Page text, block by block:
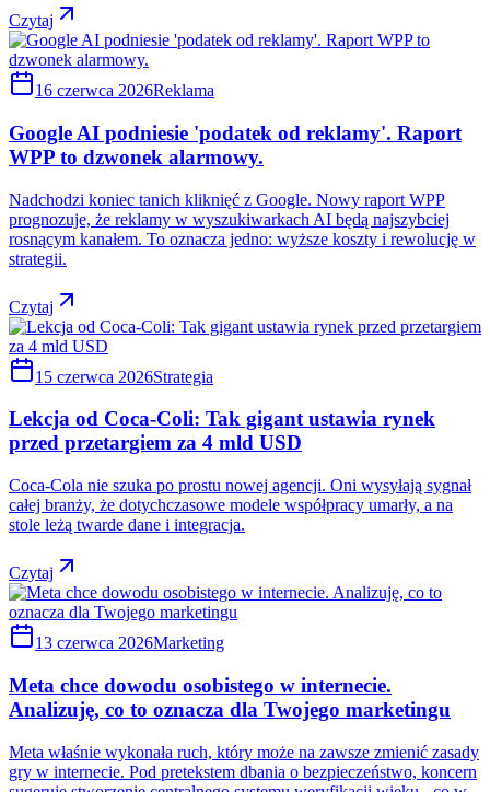
Czytaj
16 czerwca 2026Reklama
Google AI podniesie 'podatek od reklamy'. Raport
WPP to dzwonek alarmowy.
Nadchodzi koniec tanich kliknięć z Google. Nowy raport WPP
prognozuje, że reklamy w wyszukiwarkach AI będą najszybciej
rosnącym kanałem. To oznacza jedno: wyższe koszty i rewolucję w
strategii.
Czytaj
15 czerwca 2026Strategia
Lekcja od Coca-Coli: Tak gigant ustawia rynek
przed przetargiem za 4 mld USD
Coca-Cola nie szuka po prostu nowej agencji. Oni wysyłają sygnał
całej branży, że dotychczasowe modele współpracy umarły, a na
stole leżą twarde dane i integracja.
Czytaj
13 czerwca 2026Marketing
Meta chce dowodu osobistego w internecie.
Analizuję, co to oznacza dla Twojego marketingu
Meta właśnie wykonała ruch, który może na zawsze zmienić zasady
gry w internecie. Pod pretekstem dbania o bezpieczeństwo, koncern